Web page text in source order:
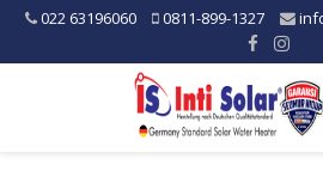
022 63196060 0811-899-1327